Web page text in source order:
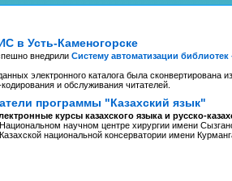
в Усть-Каменогорске
внедрили Систему автоматизации
электронного каталога была
и обслуживания читателей.
программы "Казахский язык"
курсы казахского языка и русско-
научном центре хирургии имени
национальной консерватории имени